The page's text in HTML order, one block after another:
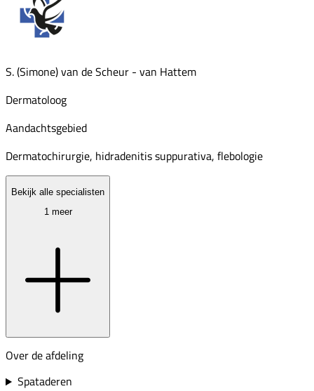
S. (Simone) van de Scheur - van Hattem
Dermatoloog
Aandachtsgebied
Dermatochirurgie, hidradenitis suppurativa, flebologie
Bekijk alle specialisten
1 meer
Over de afdeling
Spataderen